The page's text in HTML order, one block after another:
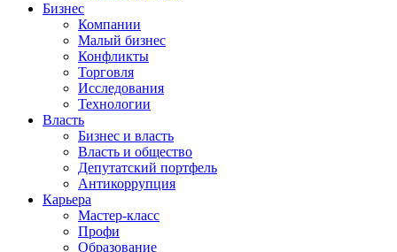
Бизнес
Компании
Малый бизнес
Конфликты
Торговля
Исследования
Технологии
Власть
Бизнес и власть
Власть и общество
Депутатский портфель
Антикоррупция
Карьера
Мастер-класс
Профи
Образование